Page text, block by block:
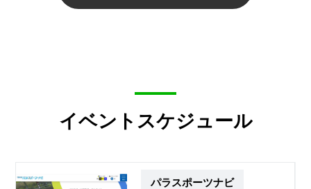
イベントスケジュール
パラスポーツナビ